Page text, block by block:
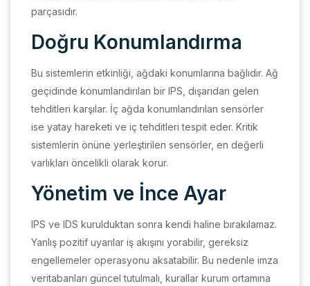
parçasıdır.
Doğru Konumlandırma
Bu sistemlerin etkinliği, ağdaki konumlarına bağlıdır. Ağ
geçidinde konumlandırılan bir IPS, dışarıdan gelen
tehditleri karşılar. İç ağda konumlandırılan sensörler
ise yatay hareketi ve iç tehditleri tespit eder. Kritik
sistemlerin önüne yerleştirilen sensörler, en değerli
varlıkları öncelikli olarak korur.
Yönetim ve İnce Ayar
IPS ve IDS kurulduktan sonra kendi haline bırakılamaz.
Yanlış pozitif uyarılar iş akışını yorabilir, gereksiz
engellemeler operasyonu aksatabilir. Bu nedenle imza
veritabanları güncel tutulmalı, kurallar kurum ortamına